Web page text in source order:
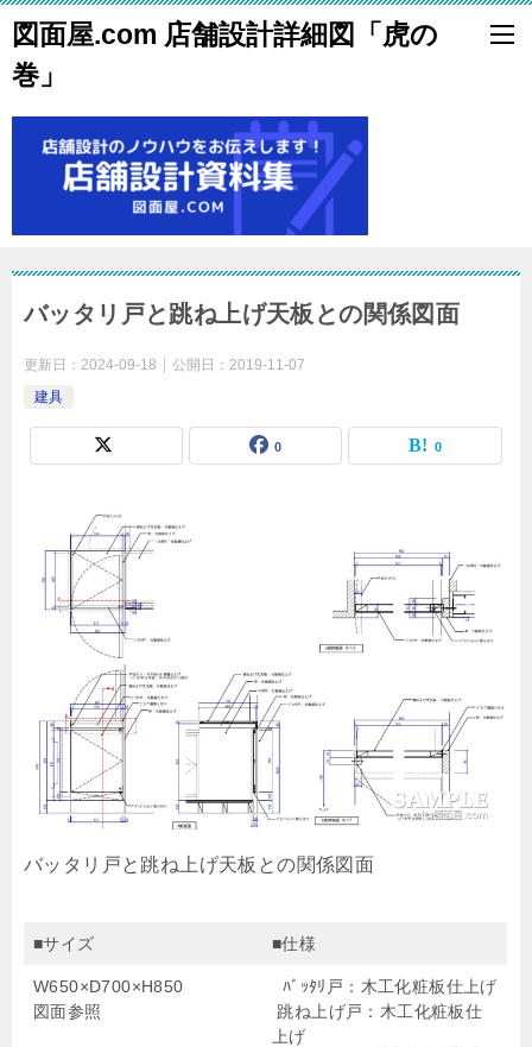
図面屋.com 店舗設計詳細図「虎の
巻」
バッタリ戸と跳ね上げ天板との関係図面
更新日： 2024-09-18 公開日： 2019-11-07
建具
0 0
バッタリ戸と跳ね上げ天板との関係図面
■サイズ ■仕様
W650×D700×H850
図面参照
ﾊﾞｯﾀﾘ戸：木工化粧板仕上げ
跳ね上げ戸：木工化粧板仕
上げ